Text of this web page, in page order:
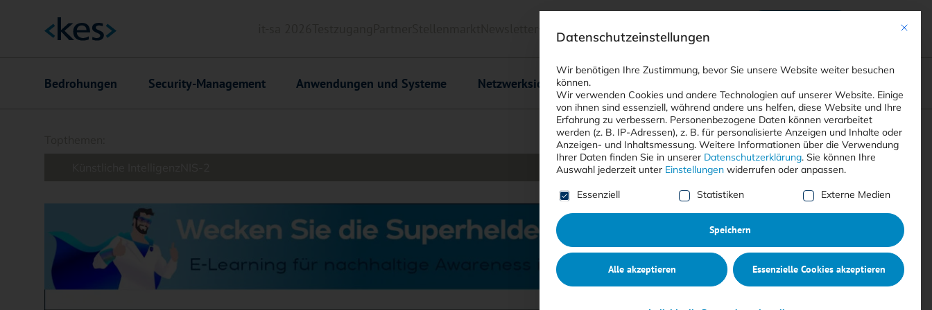
Suchen
<kes>+ Downloads
Hauptnavigation
Bedrohungen Security-Management Anwendungen und Systeme Netzwerksicherheit
Mit
Datenschutzeinstellungen
Wir benötigen Ihre Zustimmung, bevor Sie unsere Website weiter besuchen
können.
Wir verwenden Cookies und andere Technologien auf unserer Website. Einige
von ihnen sind essenziell, während andere uns helfen, diese Website und Ihre
Erfahrung zu verbessern. Personenbezogene Daten können verarbeitet
werden (z. B. IP-Adressen), z. B. für personalisierte Anzeigen und Inhalte oder
Anzeigen- und Inhaltsmessung. Weitere Informationen über die Verwendung
Ihrer Daten finden Sie in unserer Datenschutzerklärung. Sie können Ihre
Auswahl jederzeit unter Einstellungen widerrufen oder anpassen.
Es folgt eine Liste der Service-Gruppen, für die eine Einwilligung
Essenziell Statistiken Externe Medien
Speichern
Alle akzeptieren Essenzielle Cookies akzeptieren